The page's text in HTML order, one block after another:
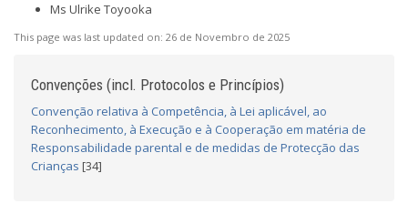
Ms Ulrike Toyooka
This page was last updated on: 26 de Novembro de 2025
Convenções (incl. Protocolos e Princípios)
Convenção relativa à Competência, à Lei aplicável, ao
Reconhecimento, à Execução e à Cooperação em matéria de
Responsabilidade parental e de medidas de Protecção das
Crianças [34]